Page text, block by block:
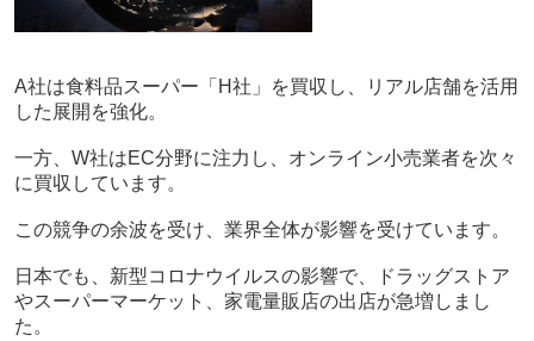
A社は食料品スーパー「H社」を買収し、リアル店舗を活用
した展開を強化。
一方、W社はEC分野に注力し、オンライン小売業者を次々
に買収しています。
この競争の余波を受け、業界全体が影響を受けています。
日本でも、新型コロナウイルスの影響で、ドラッグストア
やスーパーマーケット、家電量販店の出店が急増しまし
た。